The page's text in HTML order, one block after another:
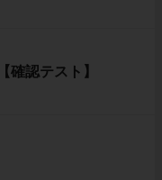
認テスト】